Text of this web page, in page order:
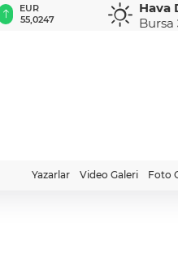
GBP
64,1789
CHF
58,8366
Hava
Bursa
Yazarlar Video Galeri Foto